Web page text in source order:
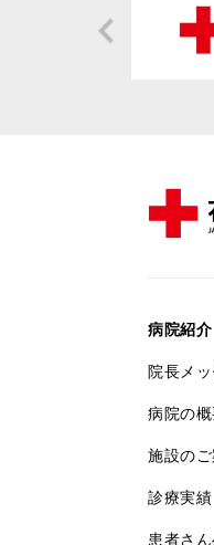
病院紹介
院長メ
病院の
施設の
診療実績
患者さ